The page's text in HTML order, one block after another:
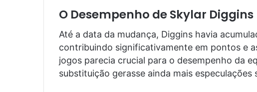
O Desempenho de Skylar Diggins
Até a data da mudança, Diggins havia
contribuindo significativamente em pontos e
jogos parecia crucial para o desempenho da
substituição gerasse ainda mais